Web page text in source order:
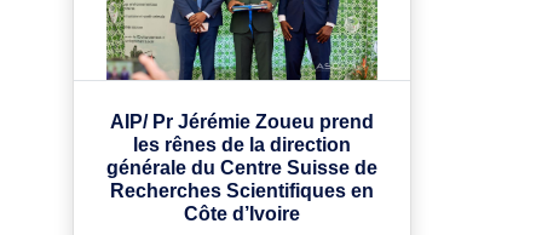
AIP/ Pr Jérémie Zoueu prend
les rênes de la direction
générale du Centre Suisse de
Recherches Scientifiques en
Côte d’Ivoire